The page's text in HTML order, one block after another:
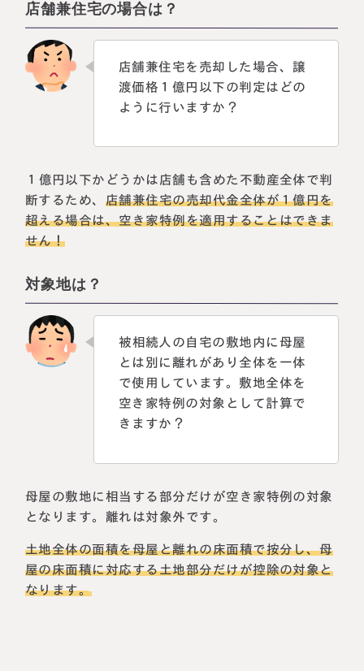
店舗兼住宅の場合は？
店舗兼住宅を売却した場合、譲
渡価格１億円以下の判定はどの
ように行いますか？
１億円以下かどうかは店舗も含めた不動産全体で判
断するため、店舗兼住宅の売却代金全体が１億円を
超える場合は、空き家特例を適用することはできま
せん！
対象地は？
被相続人の自宅の敷地内に母屋
とは別に離れがあり全体を一体
で使用しています。敷地全体を
空き家特例の対象として計算で
きますか？
母屋の敷地に相当する部分だけが空き家特例の対象
となります。離れは対象外です。
土地全体の面積を母屋と離れの床面積で按分し、母
屋の床面積に対応する土地部分だけが控除の対象と
なります。